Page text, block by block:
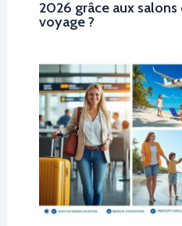
2026 grâce aux
voyage ?